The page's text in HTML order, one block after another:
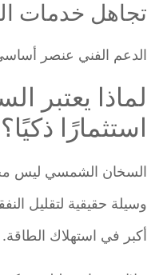
تجاهل خدمات
الدعم الفني عنصر أساسي
لماذا يعتبر
استثمارًا ذكيًا؟
السخان الشمسي ليس مجرد
وسيلة حقيقية لتقليل
أكبر في استهلاك الطاقة.